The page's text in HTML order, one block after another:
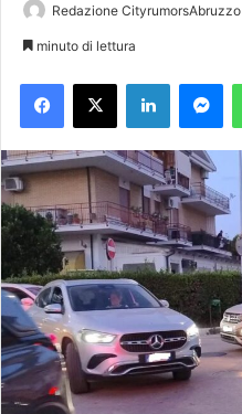
Redazione CityrumorsAbruzzo
minuto di lettura